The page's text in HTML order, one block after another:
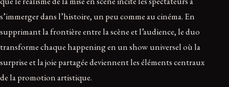
s’immerger dans l’histoire, un peu comme au cinéma. En
supprimant la frontière entre la scène et l’audience, le duo
transforme chaque happening en un show universel où la
surprise et la joie partagée deviennent les éléments centraux
de la promotion artistique.